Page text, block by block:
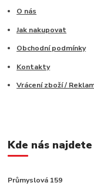
O nás
Jak nakupovat
Obchodní podmínky
Kontakty
Vrácení zboží /
Kde nás najdete
Průmyslová 159